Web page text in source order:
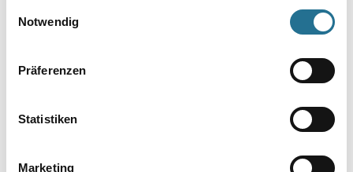
Notwendig
Präferenzen
Statistiken
Marketing